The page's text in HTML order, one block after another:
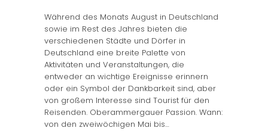
Während des Monats August in Deutschland
sowie im Rest des Jahres bieten die
verschiedenen Städte und Dörfer in
Deutschland eine breite Palette von
Aktivitäten und Veranstaltungen, die
entweder an wichtige Ereignisse erinnern
oder ein Symbol der Dankbarkeit sind, aber
von großem Interesse sind Tourist für den
Reisenden. Oberammergauer Passion. Wann:
von den zweiwöchigen Mai bis…